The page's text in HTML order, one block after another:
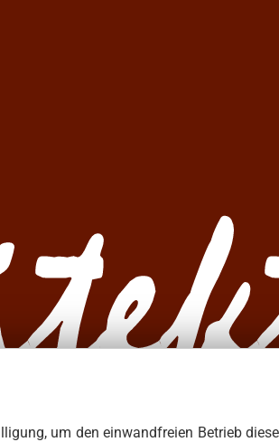
um den einwandfreien Betrieb